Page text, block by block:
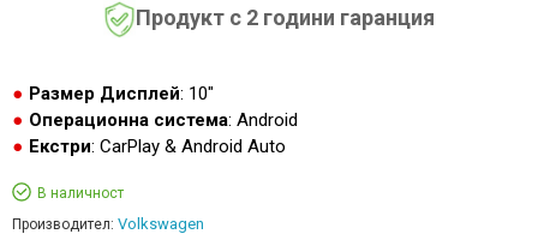
Продукт с 2 години гаранция
Размер Дисплей: 10"
Операционна система: Android
Екстри: CarPlay & Android Auto
В наличност
Производител: Volkswagen